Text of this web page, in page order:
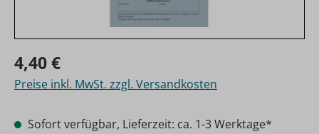
Regulärer Preis:
4,40 €
Preise inkl. MwSt. zzgl. Versandkosten
Sofort verfügbar, Lieferzeit: ca. 1-3 Werktage*